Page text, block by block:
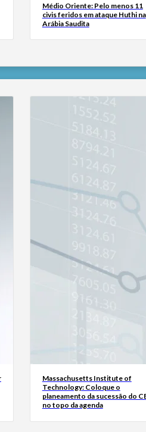
Médio Oriente: Pelo menos 11
civis feridos em ataque Huthi na
Arábia Saudita
Massachusetts Institute of
Technology: Coloque o
planeamento da sucessão do
no topo da agenda